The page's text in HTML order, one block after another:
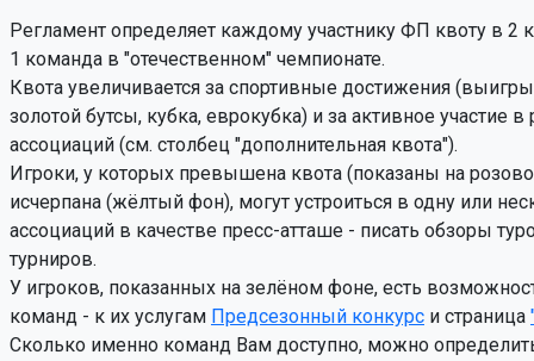
Регламент определяет каждому участнику ФП квоту в
1 команда в "отечественном" чемпионате.
Квота увеличивается за спортивные достижения
золотой бутсы, кубка, еврокубка) и за активное участие
ассоциаций (см. столбец "дополнительная квота").
Игроки, у которых превышена квота (показаны на
исчерпана (жёлтый фон), могут устроиться в одну или
ассоциаций в качестве пресс-атташе - писать обзоры
турниров.
У игроков, показанных на зелёном фоне, есть
команд - к их услугам Предсезонный конкурс и страница
Сколько именно команд Вам доступно, можно